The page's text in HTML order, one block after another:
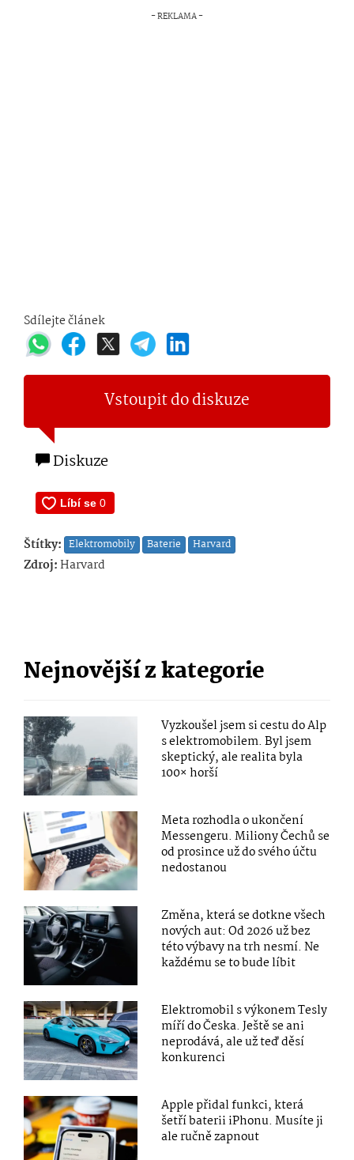
Sdílejte článek
Vstoupit do diskuze
Diskuze
Štítky: Elektromobily Baterie Harvard
Zdroj:Harvard
Nejnovější z kategorie
Vyzkoušel jsem si cestu do Alp
s elektromobilem. Byl jsem
skeptický, ale realita byla
100× horší
Meta rozhodla o ukončení
Messengeru. Miliony Čechů se
od prosince už do svého účtu
nedostanou
Změna, která se dotkne všech
nových aut: Od 2026 už bez
této výbavy na trh nesmí. Ne
každému se to bude líbit
Elektromobil s výkonem Tesly
míří do Česka. Ještě se ani
neprodává, ale už teď děsí
konkurenci
Apple přidal funkci, která
šetří baterii iPhonu. Musíte ji
ale ručně zapnout